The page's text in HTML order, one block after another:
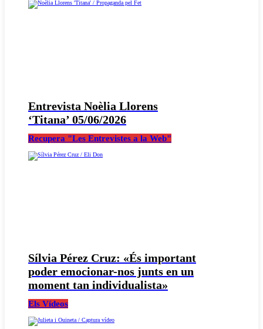
Entrevista Noèlia Llorens
‘Titana’ 05/06/2026
Recupera "Les Entrevistes a la Web"
Sílvia Pérez Cruz: «És important
poder emocionar-nos junts en un
moment tan individualista»
Els Vídeos